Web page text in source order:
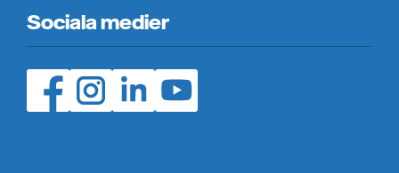
Sociala medier
Facebook (öppnas i ny flik)
Instagram (öppnas i ny flik)
LinedIn (öppnas i ny flik)